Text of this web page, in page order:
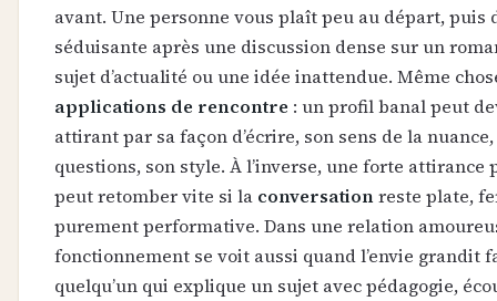
avant. Une personne vous plaît peu au départ, puis
séduisante après une discussion dense sur un
sujet d’actualité ou une idée inattendue. Même
applications de rencontre : un profil banal peut
attirant par sa façon d’écrire, son sens de la nuance,
questions, son style. À l’inverse, une forte attirance
peut retomber vite si la conversationreste plate,
purement performative. Dans une relation
fonctionnement se voit aussi quand l’envie grandit
quelqu’un qui explique un sujet avec pédagogie,